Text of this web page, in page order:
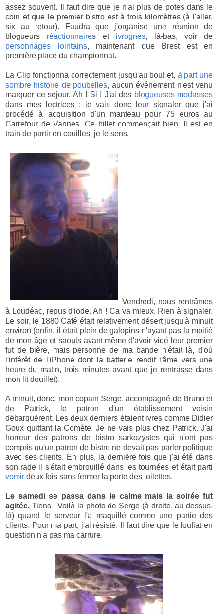
assez souvent. Il faut dire que je n'ai plus de potes dans le
coin et que le premier bistro est à trois kilomètres (à l'aller,
six au retour). Faudra que j'organise une réunion de
blogueurs réactionnaires et ivrognes, là-bas, voir de
personnages
lointains, maintenant que Brest est en
première place du championnat.
La Clio fonctionna correctement jusqu'au bout et, à part une
sombre histoire de poubelles, aucun événement n'est venu
marquer ce séjour. Ah ! Si ! J'ai des blogueuses modasses
dans mes lectrices ; je vais donc leur signaler que j'ai
procédé à acquisition d'un manteau pour 75 euros au
Carrefour de Vannes. Ce billet commençait bien. Il est en
train de partir en couilles, je le sens.
Vendredi, nous rentrâmes
à Loudéac, repus d'iode. Ah ! Ca va mieux. Rien à signaler.
Le soir, le 1880 Café était relativement désert jusqu'à minuit
environ (enfin, il était plein de galopins n'ayant pas la moitié
de mon âge et saouls avant même d'avoir vidé leur premier
fut de bière, mais personne de ma bande n'était là, d'où
l'intérêt de l'iPhone dont la batterie rendit l'âme vers une
heure du matin, trois minutes avant que je rentrasse dans
mon lit douillet).
A minuit, donc, mon copain Serge, accompagné de Bruno et
de Patrick, le patron d'un établissement voisin
débarquèrent. Les deux derniers étaient ivres comme Didier
Goux quittant la Comète. Je ne vais plus chez Patrick. J'ai
horreur des patrons de bistro sarkozystes qui n'ont pas
compris qu'un patron de bistro ne devait pas parler politique
avec ses clients. En plus, la dernière fois que j'ai été dans
son rade il s'était embrouillé dans les tournées et était parti
vomir deux fois sans fermer la porte des toilettes.
Le samedi se passa dans le calme mais la soirée fut
agitée. Tiens ! Voilà la photo de Serge (à droite, au dessus,
là) quand le serveur l'a maquillé comme une partie des
clients. Pour ma part, j'ai résisté. Il faut dire que le loufiat en
question n'a pas ma carrure.